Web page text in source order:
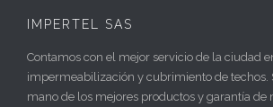
IMPERTEL SAS
Contamos con el mejor servicio de la ciudad
impermeabilización y cubrimiento de techos.
mano de los mejores productos y garantía de